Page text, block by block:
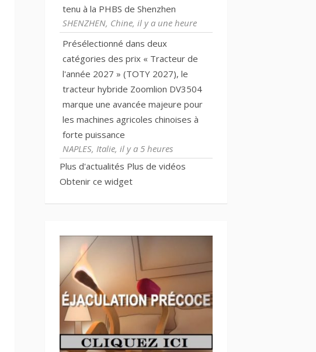
tenu à la PHBS de Shenzhen
SHENZHEN, Chine, il y a une heure
Présélectionné dans deux
catégories des prix « Tracteur de
l'année 2027 » (TOTY 2027), le
tracteur hybride Zoomlion DV3504
marque une avancée majeure pour
les machines agricoles chinoises à
forte puissance
NAPLES, Italie, il y a 5 heures
Plus d'actualités Plus de vidéos
Obtenir ce widget